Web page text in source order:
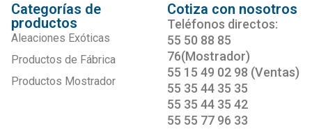
Categorías de
productos
Aleaciones Exóticas
Productos de Fábrica
Productos Mostrador
Cotiza con nosotros
Teléfonos directos:
55 50 88 85
76(Mostrador)
55 15 49 02 98 (Ventas)
55 35 44 35 35
55 35 44 35 42
55 55 77 96 33